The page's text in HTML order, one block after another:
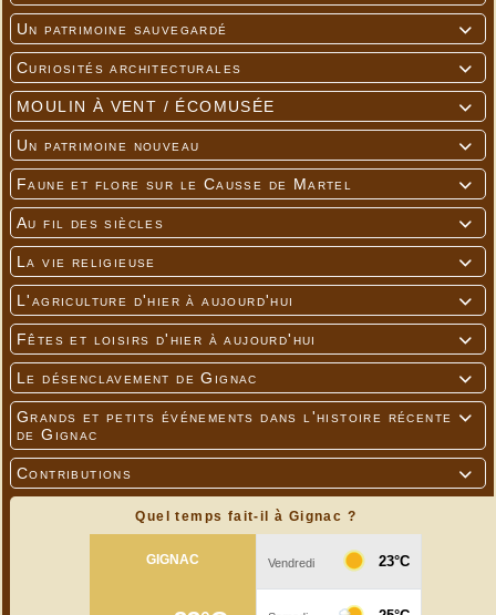

Un patrimoine sauvegardé

Curiosités architecturales

MOULIN À VENT / ÉCOMUSÉE

Un patrimoine nouveau

Faune et flore sur le Causse de Martel

Au fil des siècles

La vie religieuse

L'agriculture d'hier à aujourd'hui

Fêtes et loisirs d'hier à aujourd'hui

Le désenclavement de Gignac

Grands et petits événements dans l'histoire récente
de Gignac

Contributions
Quel temps fait-il à Gignac ?